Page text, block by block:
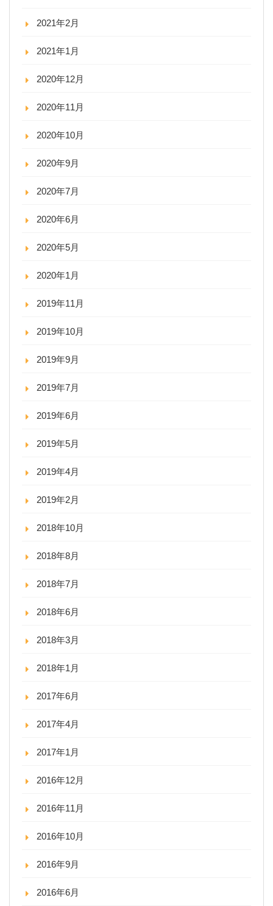
2021年2月
2021年1月
2020年12月
2020年11月
2020年10月
2020年9月
2020年7月
2020年6月
2020年5月
2020年1月
2019年11月
2019年10月
2019年9月
2019年7月
2019年6月
2019年5月
2019年4月
2019年2月
2018年10月
2018年8月
2018年7月
2018年6月
2018年3月
2018年1月
2017年6月
2017年4月
2017年1月
2016年12月
2016年11月
2016年10月
2016年9月
2016年6月